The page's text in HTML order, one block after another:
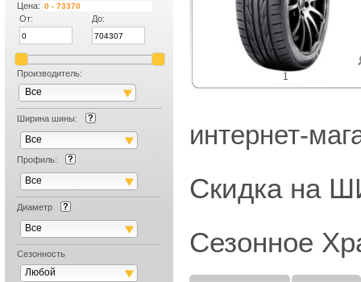
Цена:
От:
До:
Производитель:
Все
Ширина шины:
Все
Профиль:
Все
Диаметр
Все
Сезонность
Любой
1
интернет-
Скидка на
Сезонное